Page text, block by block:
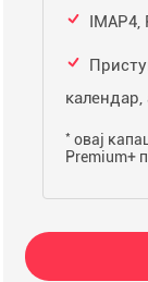
IMAP4,
* овај
Premium+